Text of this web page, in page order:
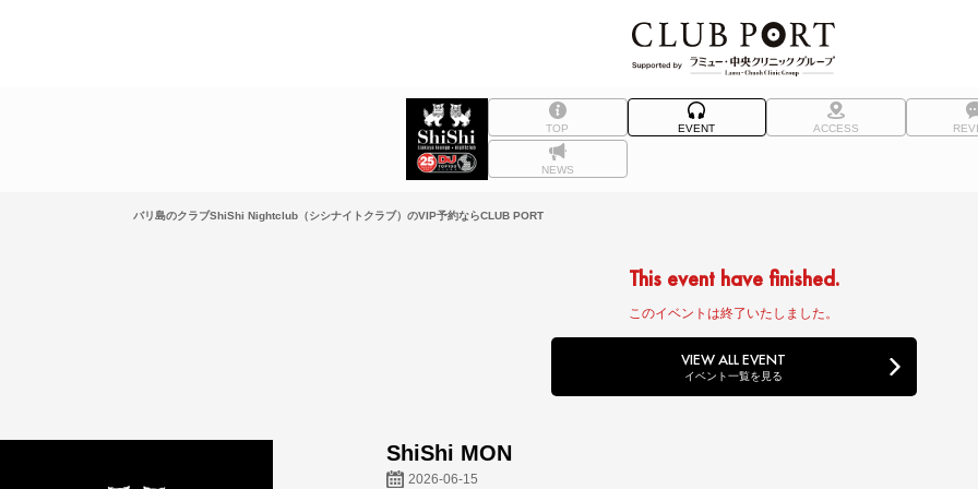
TOP EVENT ACCESS
NEWS
バリ島のクラブShiShi Nightclub（シシナイトクラブ）のVIP予約ならCLUB PORT
This event have finished.
このイベントは終了いたしました。
VIEW ALL EVENT
イベント一覧を見る
ShiShi MON
2026-06-15